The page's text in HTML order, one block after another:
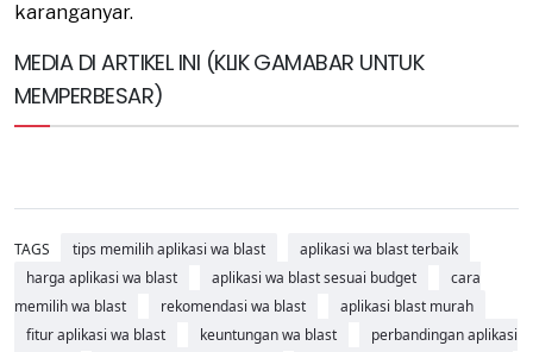
karanganyar.
MEDIA DI ARTIKEL INI (KLIK GAMABAR UNTUK
MEMPERBESAR)
TAGS tips memilih aplikasi wa blast
aplikasi wa blast terbaik
harga aplikasi wa blast
aplikasi wa blast sesuai budget
cara
memilih wa blast
rekomendasi wa blast
aplikasi blast murah
fitur aplikasi wa blast
keuntungan wa blast
perbandingan aplikasi